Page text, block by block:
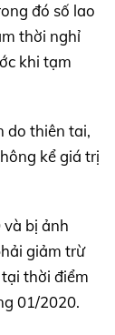
đó số lao
thời nghỉ
khi tạm
do thiên tai,
kể giá trị
bị ảnh
giảm trừ
thời điểm
01/2020.